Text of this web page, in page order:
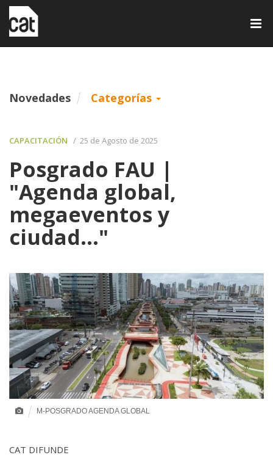
Novedades Categorías
CAPACITACIÓN / 25 de Agosto de 2025
Posgrado FAU |
"Agenda global,
megaeventos y
ciudad..."
M-POSGRADO AGENDA GLOBAL
CAT DIFUNDE